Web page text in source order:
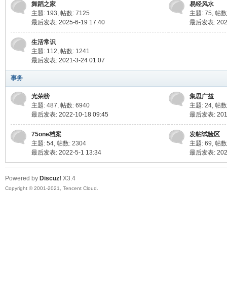
舞蹈之家
主题: 193, 帖数: 7125
最后发表: 2025-6-19 17:40
易经风水
主题: 75, 帖
最后发表:
生活常识
主题: 112, 帖数: 1241
最后发表: 2021-3-24 01:07
事务
光荣榜
主题: 487, 帖数: 6940
最后发表: 2022-10-18 09:45
集思广益
主题: 24, 帖
最后发表:
75one档案
主题: 54, 帖数: 2304
最后发表: 2022-5-1 13:34
发帖试验区
主题: 69, 帖
最后发表:
Powered by Discuz! X3.4
Copyright © 2001-2021, Tencent Cloud.